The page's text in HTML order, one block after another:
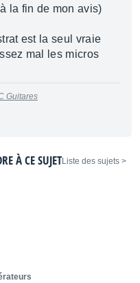
la fin de mon avis)
est la seul vraie
mal les micros
Guitares
< Liste des sujets
À CE SUJET